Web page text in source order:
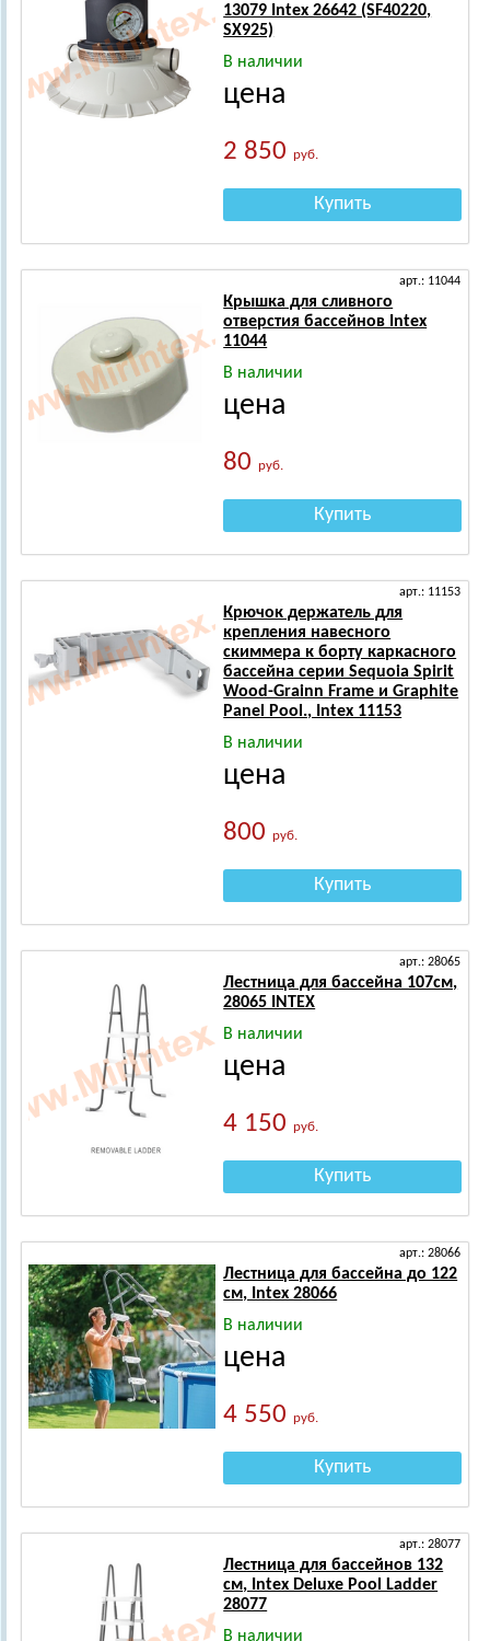
13079 Intex 26642 (SF40220,
SX925)
В наличии
цена
2 850руб.
Купить
арт.: 11044
Крышка для сливного
отверстия бассейнов Intex
11044
В наличии
цена
80руб.
Купить
арт.: 11153
Крючок держатель для
крепления навесного
скиммера к борту каркасного
бассейна серии Sequoia Spirit
Wood-Grainn Frame и Graphite
Panel Pool., Intex 11153
В наличии
цена
800руб.
Купить
арт.: 28065
Лестница для бассейна 107см,
28065 INTEX
В наличии
цена
4 150руб.
Купить
арт.: 28066
Лестница для бассейна до 122
см, Intex 28066
В наличии
цена
4 550руб.
Купить
арт.: 28077
Лестница для бассейнов 132
см, Intex Deluxe Pool Ladder
28077
В наличии